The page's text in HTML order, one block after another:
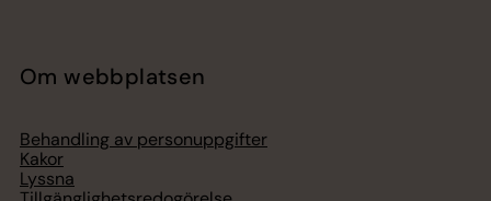
Om webbplatsen
Behandling av personuppgifter
Kakor
Lyssna